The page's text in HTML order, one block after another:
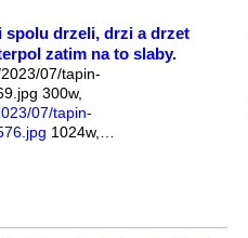
spolu drzeli, drzi a drzet
zatim na to slaby.
07/tapin-
300w,
07/tapin-
1024w,…